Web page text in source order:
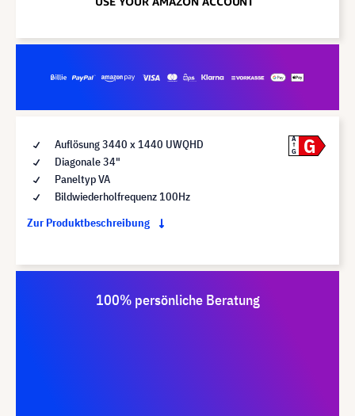
Auflösung 3440 x 1440 UWQHD
Diagonale 34"
Paneltyp VA
Bildwiederholfrequenz 100Hz
Zur Produktbeschreibung
A
G
G
100% persönliche Beratung